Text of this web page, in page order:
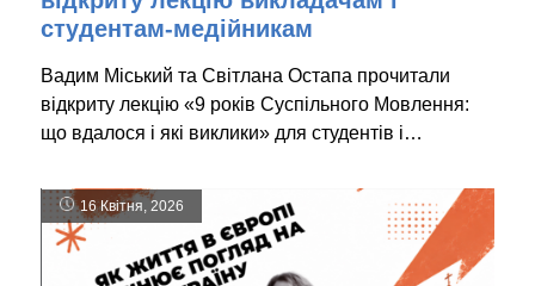
студентам-медійникам
Вадим Міський та Світлана Остапа прочитали
відкриту лекцію «9 років Суспільного Мовлення:
що вдалося і які виклики» для студентів і…
16 Квітня, 2026